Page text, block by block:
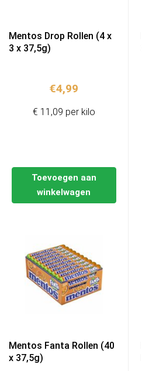
Mentos Drop Rollen (4 x
3 x 37,5g)
€4,99
Toevoegen aan
winkelwagen
€ 11,09 per kilo
Mentos Fanta Rollen (40
x 37,5g)